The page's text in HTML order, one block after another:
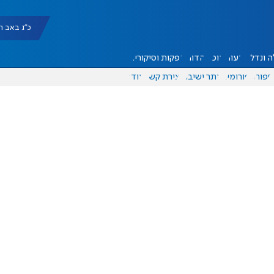
כ"ג באב תשפ"ו
ונדל"ן דעות אוכל יהדות הפקות וסיקורים
ספורט פורומים אתר ישיבה יצירת קשר עוד